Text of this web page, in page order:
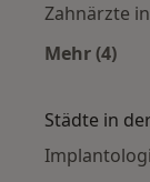
Zahnärzte
Mehr (4)
Städte in